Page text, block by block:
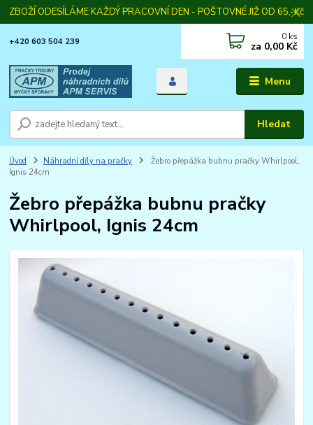
ZBOŽÍ ODESÍLÁME KAŽDÝ PRACOVNÍ DEN - POŠTOVNÉ JIŽ OD 65,-Kč
Menu
Hledat
+420 603 504 239 0 ks
za 0,00 Kč
Úvod Náhradní díly na pračky
Žebro přepážka bubnu pračky Whirlpool,
Ignis 24cm
Žebro přepážka bubnu pračky
Whirlpool, Ignis 24cm